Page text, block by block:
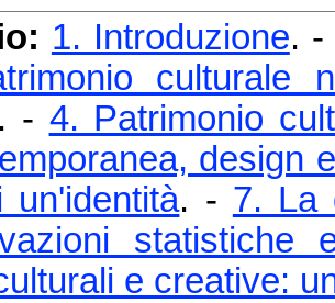
1. Introduzione. -
culturale
. - 4. Patrimonio
design
un'identità. - 7. La
statistiche
e creative: